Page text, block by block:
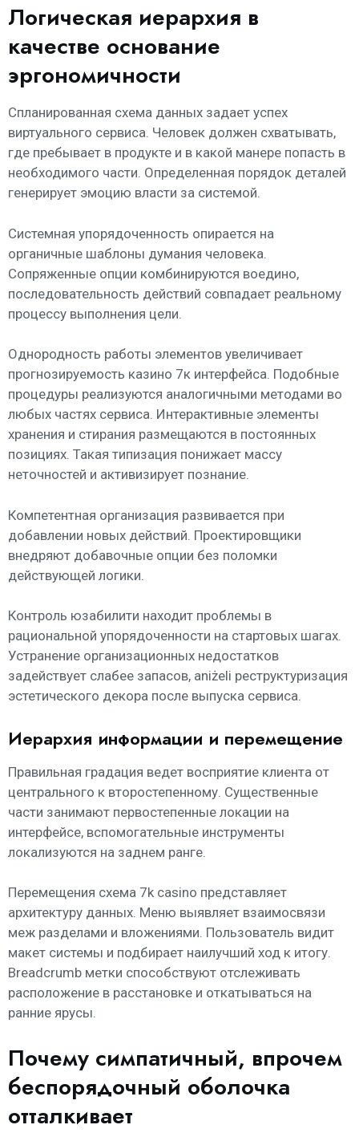
Логическая иерархия в
качестве основание
эргономичности
Спланированная схема данных задает успех
виртуального сервиса. Человек должен схватывать,
где пребывает в продукте и в какой манере попасть в
необходимого части. Определенная порядок деталей
генерирует эмоцию власти за системой.
Системная упорядоченность опирается на
органичные шаблоны думания человека.
Сопряженные опции комбинируются воедино,
последовательность действий совпадает реальному
процессу выполнения цели.
Однородность работы элементов увеличивает
прогнозируемость казино 7к интерфейса. Подобные
процедуры реализуются аналогичными методами во
любых частях сервиса. Интерактивные элементы
хранения и стирания размещаются в постоянных
позициях. Такая типизация понижает массу
неточностей и активизирует познание.
Компетентная организация развивается при
добавлении новых действий. Проектировщики
внедряют добавочные опции без поломки
действующей логики.
Контроль юзабилити находит проблемы в
рациональной упорядоченности на стартовых шагах.
Устранение организационных недостатков
задействует слабее запасов, aniżeli реструктуризация
эстетического декора после выпуска сервиса.
Иерархия информации и перемещение
Правильная градация ведет восприятие клиента от
центрального к второстепенному. Существенные
части занимают первостепенные локации на
интерфейсе, вспомогательные инструменты
локализуются на заднем ранге.
Перемещения схема 7k casino представляет
архитектуру данных. Меню выявляет взаимосвязи
меж разделами и вложениями. Пользователь видит
макет системы и подбирает наилучший ход к итогу.
Breadcrumb метки способствуют отслеживать
расположение в расстановке и откатываться на
ранние ярусы.
Почему симпатичный, впрочем
беспорядочный оболочка
отталкивает